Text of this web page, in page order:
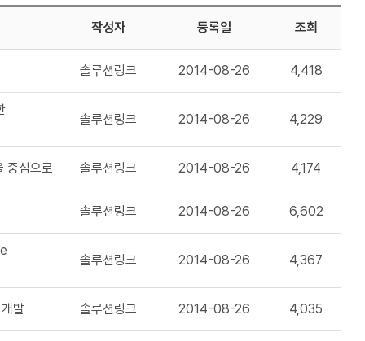
작성자 등록일 조회
솔루션링크 2014-08-26 4,418
솔루션링크 2014-08-26 4,229
중심으로 솔루션링크 2014-08-26 4,174
솔루션링크 2014-08-26 6,602
솔루션링크 2014-08-26 4,367
발 솔루션링크 2014-08-26 4,035